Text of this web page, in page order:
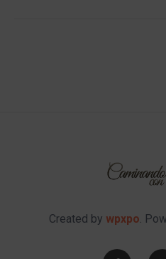
Created by wpxpo.